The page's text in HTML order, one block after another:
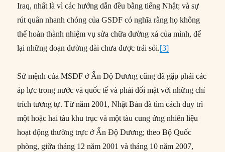
Iraq, nhất là vì các hướng dẫn đều bằng tiếng Nhật; và sự
rút quân nhanh chóng của GSDF có nghĩa rằng họ không
thể hoàn thành nhiệm vụ sửa chữa đường xá của mình, để
lại những đoạn đường dài chưa được trải sỏi.[3]
Sứ mệnh của MSDF ở Ấn Độ Dương cũng đã gặp phải các
áp lực trong nước và quốc tế và phải đối mặt với những chỉ
trích tương tự. Từ năm 2001, Nhật Bản đã tìm cách duy trì
một hoặc hai tàu khu trục và một tàu cung ứng nhiên liệu
hoạt động thường trực ở Ấn Độ Dương; theo Bộ Quốc
phòng, giữa tháng 12 năm 2001 và tháng 10 năm 2007,